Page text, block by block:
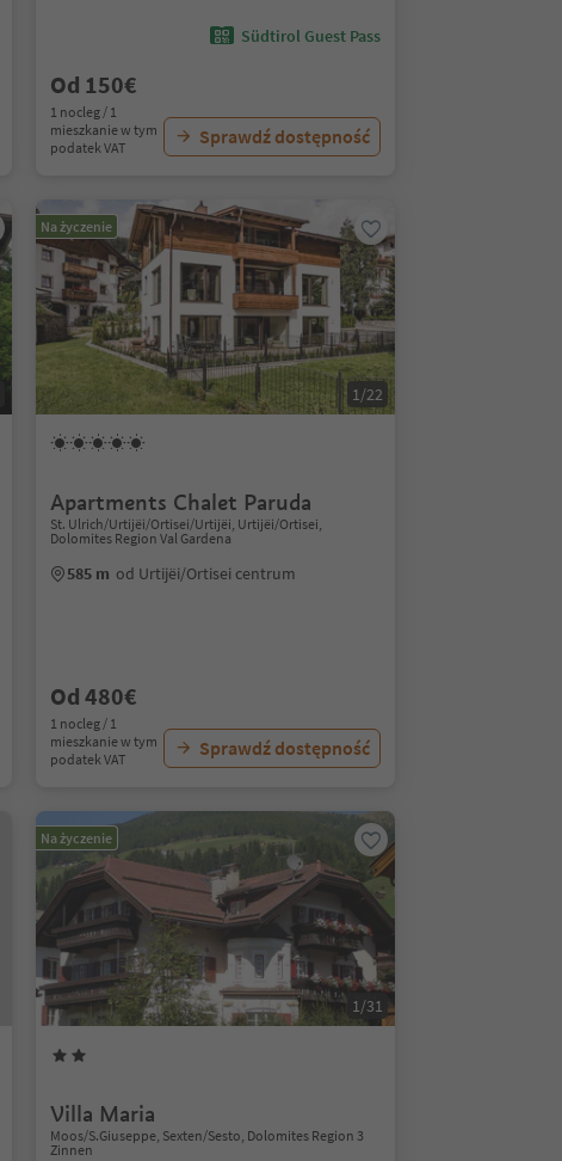
Südtirol Guest Pass
Od 150€
1 nocleg / 1
mieszkanie w tym
podatek VAT
Sprawdź dostępność
Na życzenie
1/22
Apartments Chalet Paruda
St. Ulrich/Urtijëi/Ortisei/Urtijëi, Urtijëi/Ortisei,
Dolomites Region Val Gardena
585 m od Urtijëi/Ortisei centrum
Od 480€
1 nocleg / 1
mieszkanie w tym
podatek VAT
Sprawdź dostępność
Na życzenie
1/31
Villa Maria
Moos/S.Giuseppe, Sexten/Sesto, Dolomites Region 3
Zinnen